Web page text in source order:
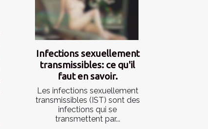
Infections sexuellement
transmissibles: ce qu'il
faut en savoir.
Les infections sexuellement
transmissibles (IST) sont des
infections qui se
transmettent par...